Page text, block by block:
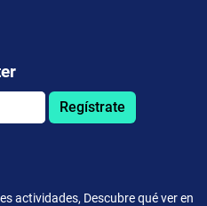
Regístrate
actividades, Descubre qué ver en